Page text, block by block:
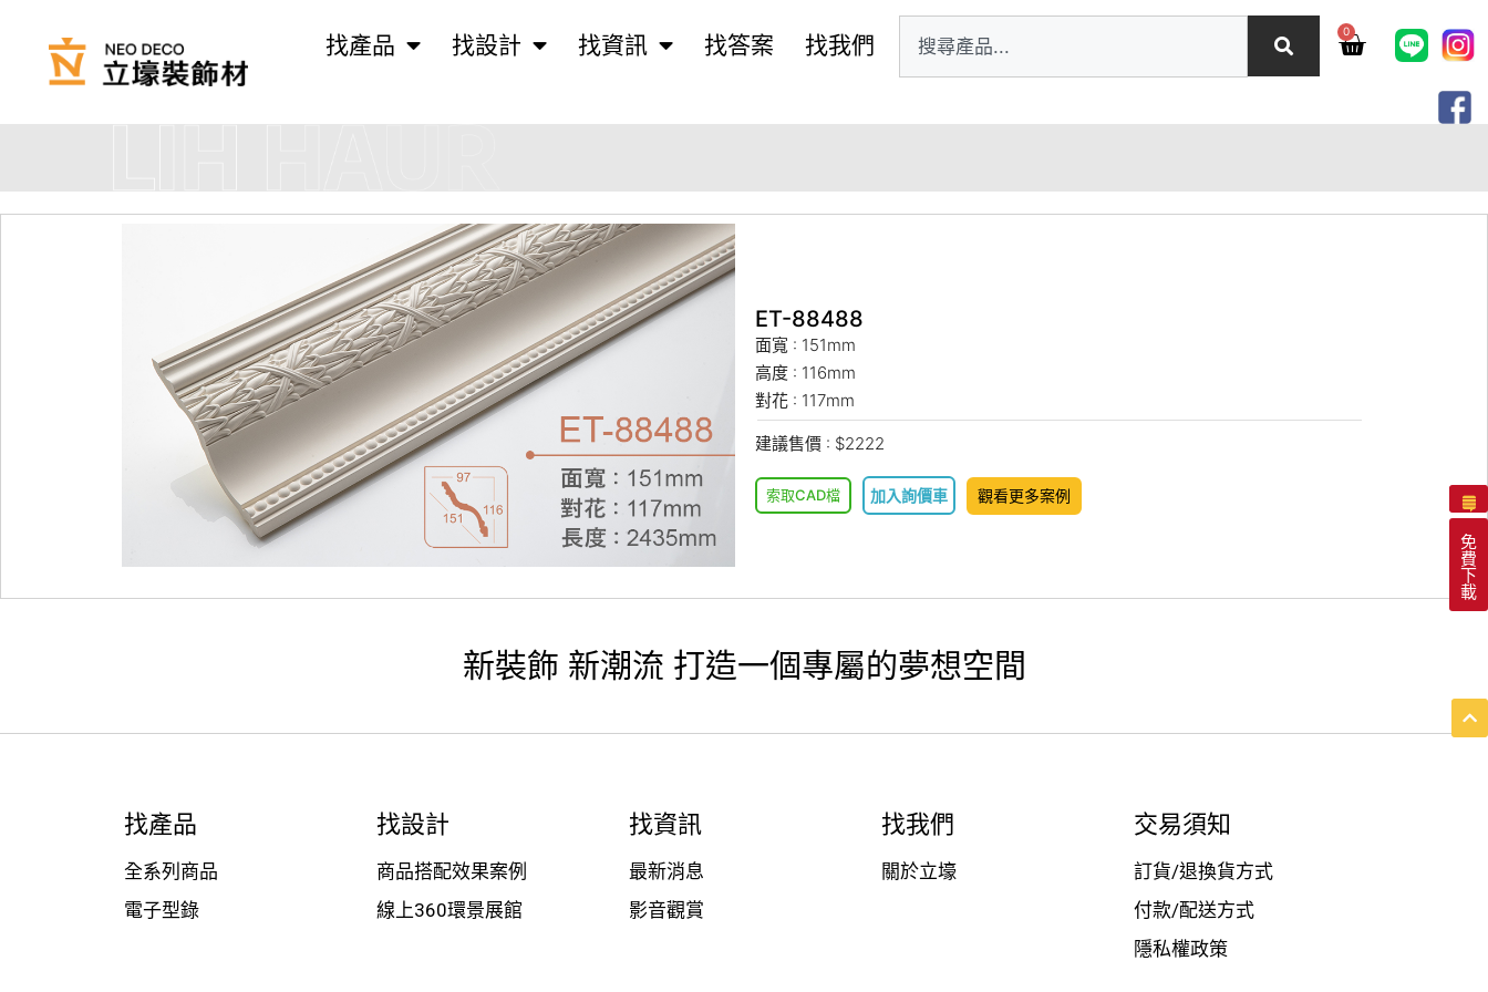
找產品 找設計 找資訊 找答案 找我們 0
ET-88488
面寬 : 151mm
高度 : 116mm
對花 : 117mm
建議售價 : $2222
索取CAD檔 加入詢價車 觀看更多案例
免
費
下
載
新裝飾 新潮流 打造一個專屬的夢想空間
找產品
全系列商品
電子型錄
找設計
商品搭配效果案例
線上360環景展館
找資訊
最新消息
影音觀賞
找我們
關於立壕
交易須知
訂貨/退換貨方式
付款/配送方式
隱私權政策